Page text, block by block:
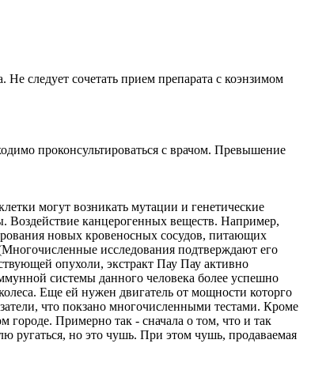
следует сочетать прием препарата с коэнзимом
проконсультироваться с врачом. Превышение
могут возникать мутации и генетические
Воздействие канцерогенных веществ. Например,
новых кровеносных сосудов, питающих
исследования подтверждают его
опухоли, экстракт Пау Пау активно
системы данного человека более успешно
Еще ей нужен двигатель от мощности которго
что покзано многочисленными тестами. Кроме
городе. Примерно так - сначала о том, что и так
но это чушь. При этом чушь, продаваемая